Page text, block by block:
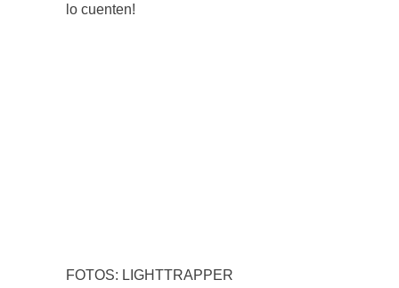
lo cuenten!
FOTOS: LIGHTTRAPPER